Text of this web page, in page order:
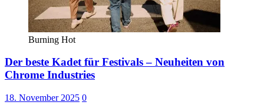
Burning Hot
Der beste Kadet für Festivals – Neuheiten von
Chrome Industries
18. November 2025 0